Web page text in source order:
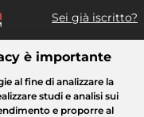
Sei già iscritto?
Elettrodomestici
è importante
al fine di analizzare la
studi e analisi sui
e proporre al